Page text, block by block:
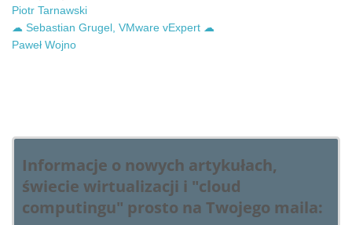
Piotr Tarnawski
☁ Sebastian Grugel, VMware vExpert ☁
Paweł Wojno
Informacje o nowych artykułach,
świecie wirtualizacji i "cloud
computingu" prosto na Twojego maila: